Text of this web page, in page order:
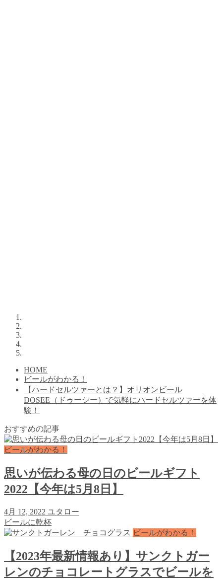
HOME
ビールがわかる！
【ハードセルツァーとは？】オリオンビール
DOSEE（ドゥーシー）で気軽にハードセルツァーを体
験！
おすすめの記事
ビールがわかる！
思いが伝わる母の日のビールギフト
2022【今年は5月8日】
4月 12, 2022 ユタロー
ビールに乾杯
ビールがわかる！
【2023年最新情報あり】サンクトガー
レンのチョコレートグラスでビールを